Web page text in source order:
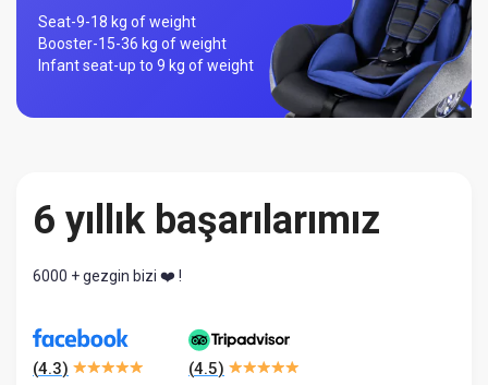
Seat-9-18 kg of weight
Booster-15-36 kg of weight
Infant seat-up to 9 kg of weight
6 yıllık başarılarımız
6000 + gezgin bizi ❤️ !
(4.3) (4.5)